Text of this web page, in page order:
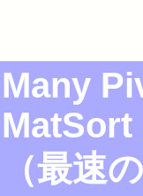
Many
MatSort
（最速